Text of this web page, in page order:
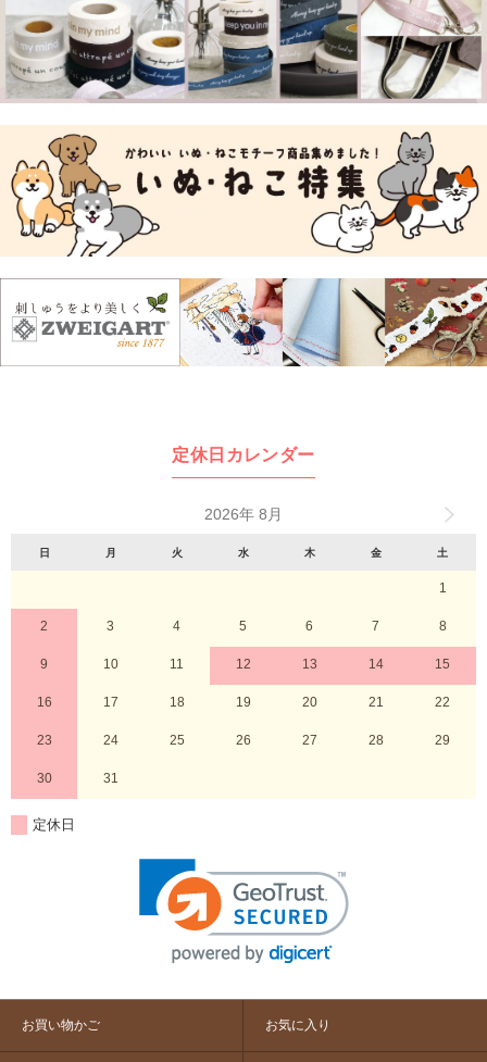
定休日カレンダー
2026年 8月
日 月 火 水 木 金 土
1
2 3 4 5 6 7 8
9 10 11 12 13 14 15
16 17 18 19 20 21 22
23 24 25 26 27 28 29
30 31
定休日
お買い物かご お気に入り